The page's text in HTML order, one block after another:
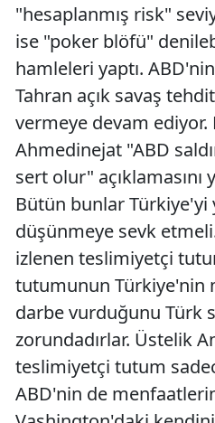
"hesaplanmış risk"
ise "poker blöfü"
hamleleri yaptı.
Tahran açık savaş
vermeye devam ediyor.
Ahmedinejat "ABD
sert olur" açıklamasını
Bütün bunlar Türkiye'yi
düşünmeye sevk
izlenen teslimiyetçi
tutumunun Türkiye'nin
darbe vurduğunu Türk
zorundadırlar. Üstelik
teslimiyetçi tutum
ABD'nin de